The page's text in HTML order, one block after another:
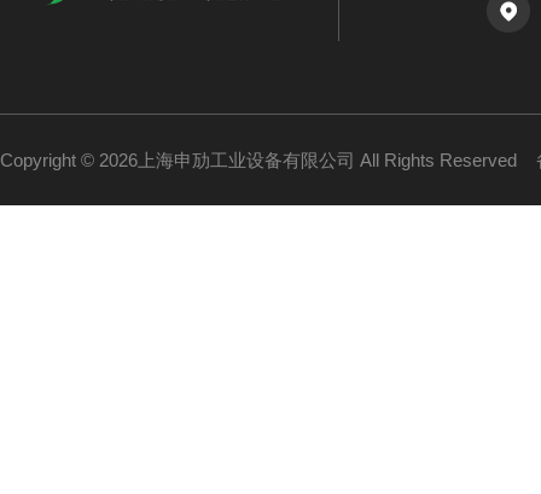
Copyright © 2026上海申劢工业设备有限公司 All Rights Reserved